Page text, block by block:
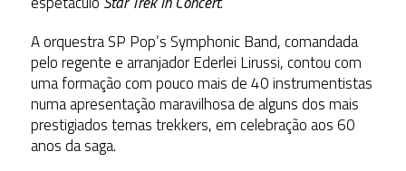
A orquestra SP Pop’s Symphonic Band, comandada
pelo regente e arranjador Ederlei Lirussi, contou com
uma formação com pouco mais de 40 instrumentistas
numa apresentação maravilhosa de alguns dos mais
prestigiados temas trekkers, em celebração aos 60
anos da saga.